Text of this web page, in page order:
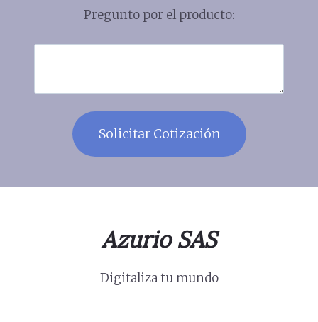
Pregunto por el producto:
Azurio SAS
Digitaliza tu mundo